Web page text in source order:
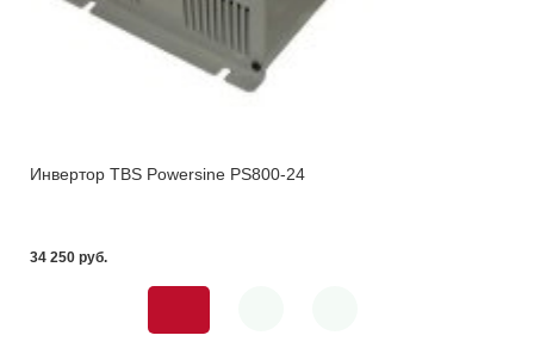
Инвертор TBS Powersine PS800-24
34 250 pуб.